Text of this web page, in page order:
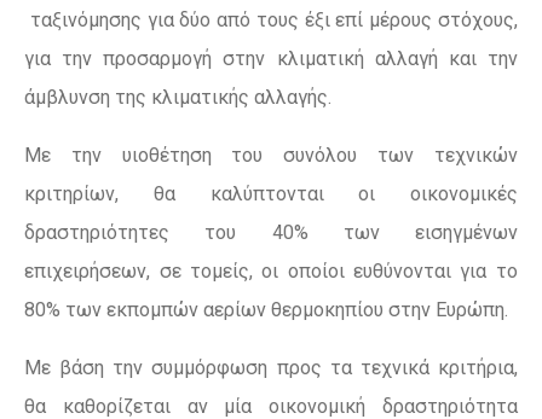
ταξινόμησης για δύο από τους έξι επί μέρους στόχους,
για την προσαρμογή στην κλιματική αλλαγή και την
άμβλυνση της κλιματικής αλλαγής.
Με την υιοθέτηση του συνόλου των τεχνικών
κριτηρίων, θα καλύπτονται οι οικονομικές
δραστηριότητες του 40% των εισηγμένων
επιχειρήσεων, σε τομείς, οι οποίοι ευθύνονται για το
80% των εκπομπών αερίων θερμοκηπίου στην Ευρώπη.
Με βάση την συμμόρφωση προς τα τεχνικά κριτήρια,
θα καθορίζεται αν μία οικονομική δραστηριότητα